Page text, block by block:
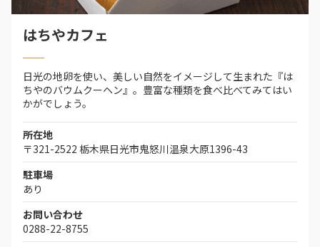
はちやカフェ
日光の地卵を使い、美しい自然をイメージして生まれた『は
ちやのバウムクーヘン』。豊富な種類を食べ比べてみてはい
かがでしょう。
所在地
〒321-2522 栃木県日光市鬼怒川温泉大原1396-43
駐車場
あり
お問い合わせ
0288-22-8755